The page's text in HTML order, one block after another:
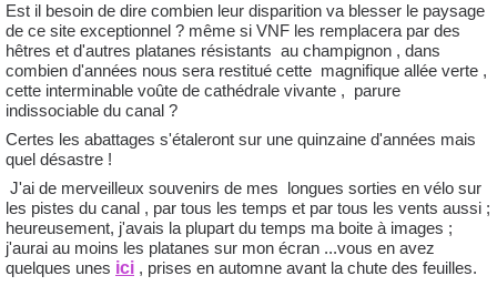
Est il besoin de dire combien leur disparition va blesser le paysage
de ce site exceptionnel ? même si VNF les remplacera par des
hêtres et d'autres platanes résistants au champignon , dans
combien d'années nous sera restitué cette magnifique allée verte ,
cette interminable voûte de cathédrale vivante , parure
indissociable du canal ?
Certes les abattages s'étaleront sur une quinzaine d'années mais
quel désastre !
J'ai de merveilleux souvenirs de mes
longues sorties en vélo sur
les pistes du canal , par tous les temps et par tous les vents aussi ;
heureusement, j'avais la plupart du temps ma boite à images ;
j'aurai au moins les platanes sur mon écran ...vous en avez
quelques unes ici , prises en automne avant la chute des feuilles.